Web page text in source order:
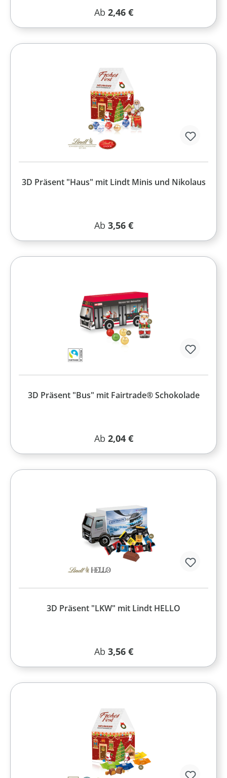
Regulärer Preis:
Ab 2,46 €
3D Präsent "Haus" mit Lindt Minis und Nikolaus
Regulärer Preis:
Ab 3,56 €
3D Präsent "Bus" mit Fairtrade® Schokolade
Regulärer Preis:
Ab 2,04 €
3D Präsent "LKW" mit Lindt HELLO
Regulärer Preis:
Ab 3,56 €